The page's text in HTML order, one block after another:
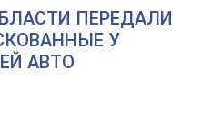
ПЕРЕДАЛИ
У
АВТО